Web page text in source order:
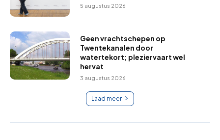
5 augustus 2026
Geen vrachtschepen op
Twentekanalen door
watertekort; pleziervaart wel
hervat
3 augustus 2026
Laad meer